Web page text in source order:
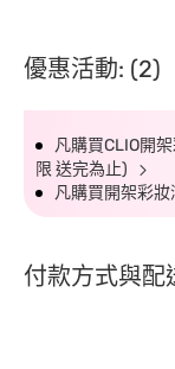
優惠活動: (2)
凡購買CLIO開
限 送完為止)
凡購買開架彩
付款方式與配